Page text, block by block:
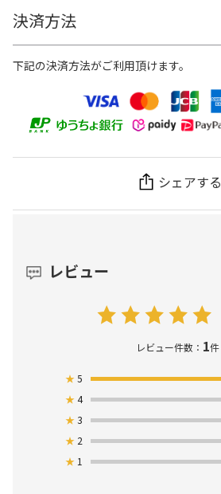
決済方法
下記の決済方法がご利用頂けます。
シェアする
レビュー
レビュー件数： 1件
★5
★4
★3
★ 2
★ 1